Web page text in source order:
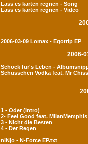
Lass es karten regnen - Song
Lass es karten regnen - Video
2006-03-09 Lomax - Egotrip EP
2006-
Schock für's Leben -
Schüsschen Vodka feat. Mr
1 - Oder (Intro)
2- Feel Good feat.
3 - Nicht die Besten
4 - Der Regen
niNjo - N-Force EP.txt